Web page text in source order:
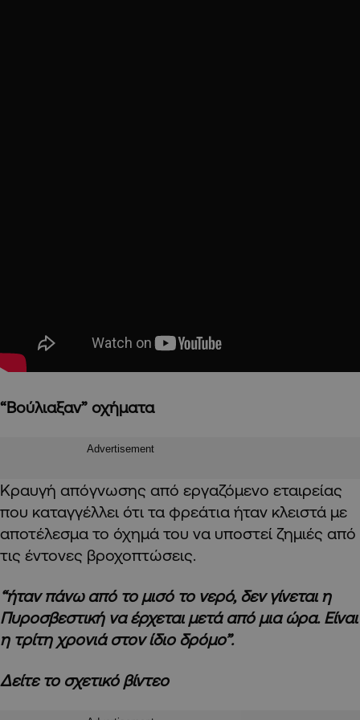
“Βούλιαξαν” οχήματα
Advertisement
Κραυγή απόγνωσης από εργαζόμενο εταιρείας
που καταγγέλλει ότι τα φρεάτια ήταν κλειστά με
αποτέλεσμα το όχημά του να υποστεί ζημιές από
τις έντονες βροχοπτώσεις.
“ήταν πάνω από το μισό το νερό, δεν γίνεται η
Πυροσβεστική να έρχεται μετά από μια ώρα. Είναι
η τρίτη χρονιά στον ίδιο δρόμο”.
Δείτε το σχετικό βίντεο